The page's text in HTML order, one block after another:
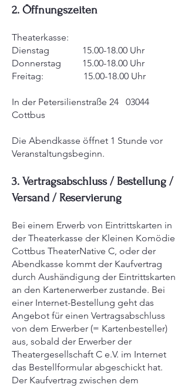
2. Öffnungszeiten
Theaterkasse:
Dienstag 15.00-18.00 Uhr
Donnerstag 15.00-18.00 Uhr
Freitag: 15.00-18.00 Uhr
In der Petersilienstraße 24 03044
Cottbus
Die Abendkasse öffnet 1 Stunde vor
Veranstaltungsbeginn.
3. Vertragsabschluss / Bestellung /
Versand / Reservierung
Bei einem Erwerb von Eintrittskarten in
der Theaterkasse der Kleinen Komödie
Cottbus TheaterNative C, oder der
Abendkasse kommt der Kaufvertrag
durch Aushändigung der Eintrittskarten
an den Kartenerwerber zustande. Bei
einer Internet-Bestellung geht das
Angebot für einen Vertragsabschluss
von dem Erwerber (= Kartenbesteller)
aus, sobald der Erwerber der
Theatergesellschaft C e.V. im Internet
das Bestellformular abgeschickt hat.
Der Kaufvertrag zwischen dem